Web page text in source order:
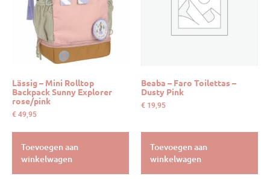
Lässig – Mini Rolltop
Backpack Sunny Explorer
rose/pink
€ 49,95
Toevoegen aan
winkelwagen
Beaba – Faro Toilettas –
Dusty Pink
€ 19,95
Toevoegen aan
winkelwagen